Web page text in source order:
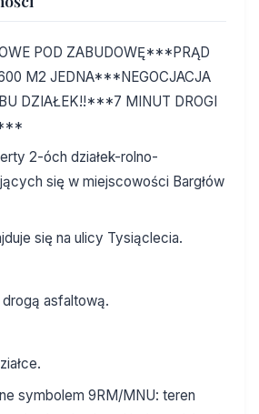
POD ZABUDOWĘ***PRĄD
M2 JEDNA***NEGOCJACJA
DZIAŁEK!!***7 MINUT DROGI
2-óch działek-rolno-
się w miejscowości Bargłów
się na ulicy Tysiąclecia.
drogą asfaltową.
symbolem 9RM/MNU: teren